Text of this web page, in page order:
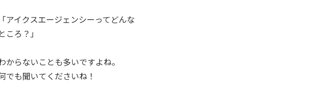
「アイクスエージェンシーってどんな
ところ？」
からないことも多いですよね。
でも聞いてくださいね！